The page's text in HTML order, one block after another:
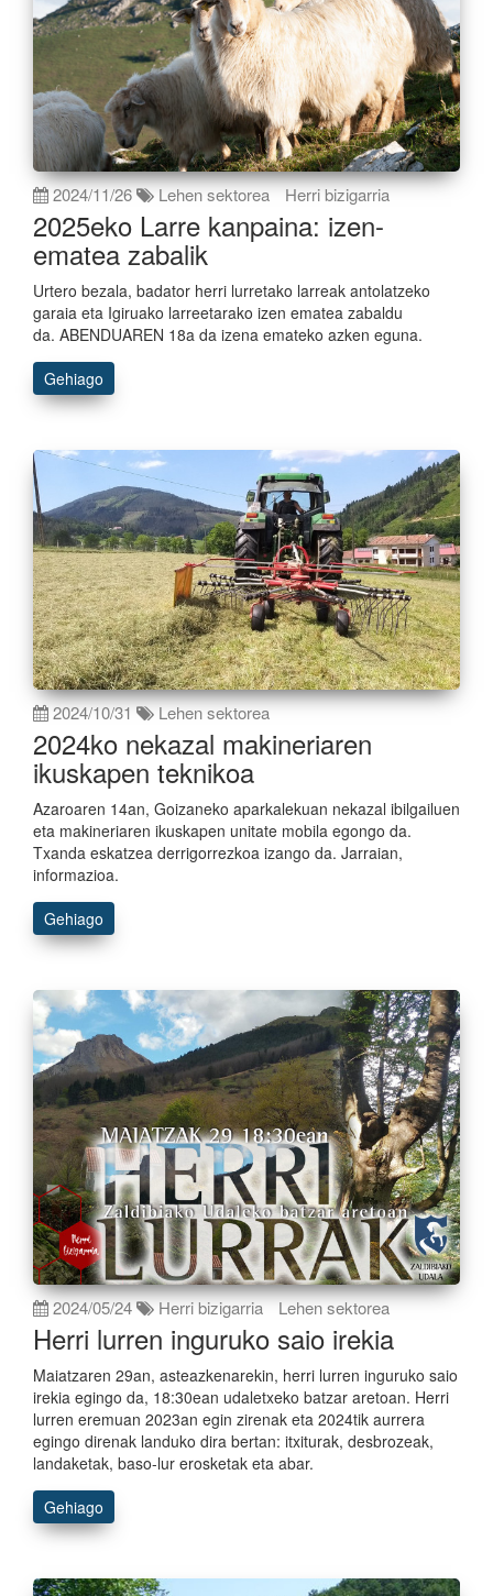
2024/11/26 Lehen sektorea Herri bizigarria
2025eko Larre kanpaina: izen-
ematea zabalik
Urtero bezala, badator herri lurretako larreak antolatzeko
garaia eta Igiruako larreetarako izen ematea zabaldu
da. ABENDUAREN 18a da izena emateko azken eguna.
Gehiago
2024/10/31 Lehen sektorea
2024ko nekazal makineriaren
ikuskapen teknikoa
Azaroaren 14an, Goizaneko aparkalekuan nekazal ibilgailuen
eta makineriaren ikuskapen unitate mobila egongo da.
Txanda eskatzea derrigorrezkoa izango da. Jarraian,
informazioa.
Gehiago
2024/05/24 Herri bizigarria Lehen sektorea
Herri lurren inguruko saio irekia
Maiatzaren 29an, asteazkenarekin, herri lurren inguruko saio
irekia egingo da, 18:30ean udaletxeko batzar aretoan. Herri
lurren eremuan 2023an egin zirenak eta 2024tik aurrera
egingo direnak landuko dira bertan: itxiturak, desbrozeak,
landaketak, baso-lur erosketak eta abar.
Gehiago